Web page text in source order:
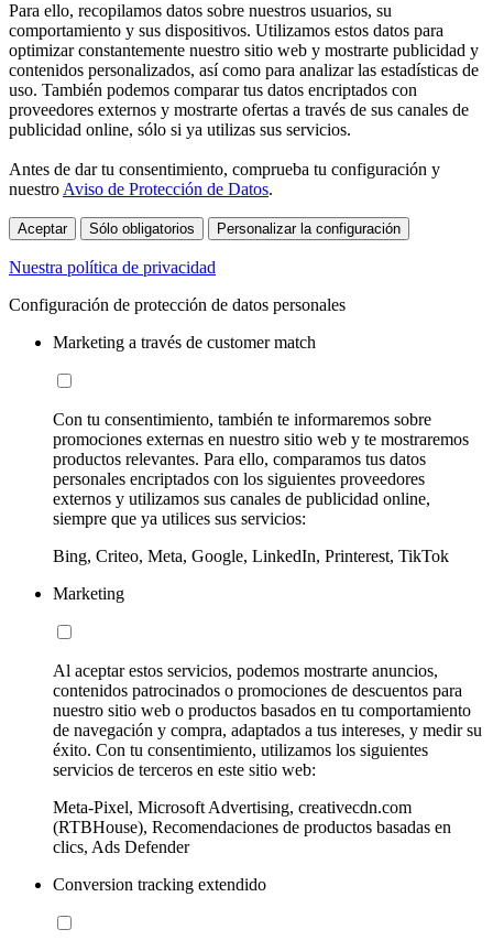
Para ello, recopilamos datos sobre nuestros usuarios, su
comportamiento y sus dispositivos. Utilizamos estos datos para
optimizar constantemente nuestro sitio web y mostrarte publicidad y
contenidos personalizados, así como para analizar las estadísticas de
uso. También podemos comparar tus datos encriptados con
proveedores externos y mostrarte ofertas a través de sus canales de
publicidad online, sólo si ya utilizas sus servicios.
Antes de dar tu consentimiento, comprueba tu configuración y
nuestro Aviso de Protección de Datos.
Aceptar Sólo obligatorios Personalizar la configuración
Nuestra política de privacidad
Configuración de protección de datos personales
Marketing a través de customer match
Con tu consentimiento, también te informaremos sobre
promociones externas en nuestro sitio web y te mostraremos
productos relevantes. Para ello, comparamos tus datos
personales encriptados con los siguientes proveedores
externos y utilizamos sus canales de publicidad online,
siempre que ya utilices sus servicios:
Bing, Criteo, Meta, Google, LinkedIn, Printerest, TikTok
Marketing
Al aceptar estos servicios, podemos mostrarte anuncios,
contenidos patrocinados o promociones de descuentos para
nuestro sitio web o productos basados en tu comportamiento
de navegación y compra, adaptados a tus intereses, y medir su
éxito. Con tu consentimiento, utilizamos los siguientes
servicios de terceros en este sitio web:
Meta-Pixel, Microsoft Advertising, creativecdn.com
(RTBHouse), Recomendaciones de productos basadas en
clics, Ads Defender
Conversion tracking extendido